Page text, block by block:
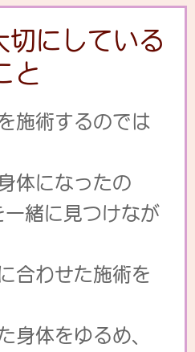
にしている
と
施術するのでは
体になったの
緒に見つけなが
合わせた施術を
身体をゆるめ、